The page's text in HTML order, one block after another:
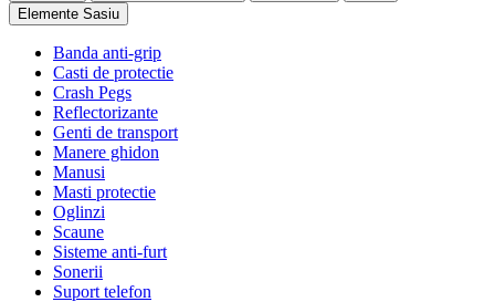
Elemente Sasiu
Banda anti-grip
Casti de protectie
Crash Pegs
Reflectorizante
Genti de transport
Manere ghidon
Manusi
Masti protectie
Oglinzi
Scaune
Sisteme anti-furt
Sonerii
Suport telefon